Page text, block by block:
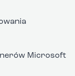
Microsoft